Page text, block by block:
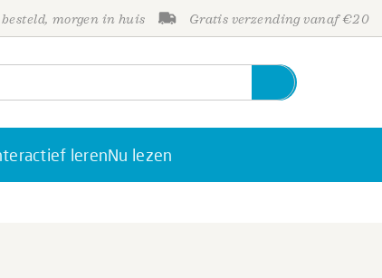
morgen in huis Gratis verzending vanaf €20
lerenNu lezen
Personen